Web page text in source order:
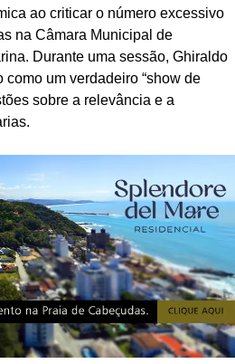
ao criticar o número excessivo
na Câmara Municipal de
Durante uma sessão, Ghiraldo
um verdadeiro “show de
sobre a relevância e a